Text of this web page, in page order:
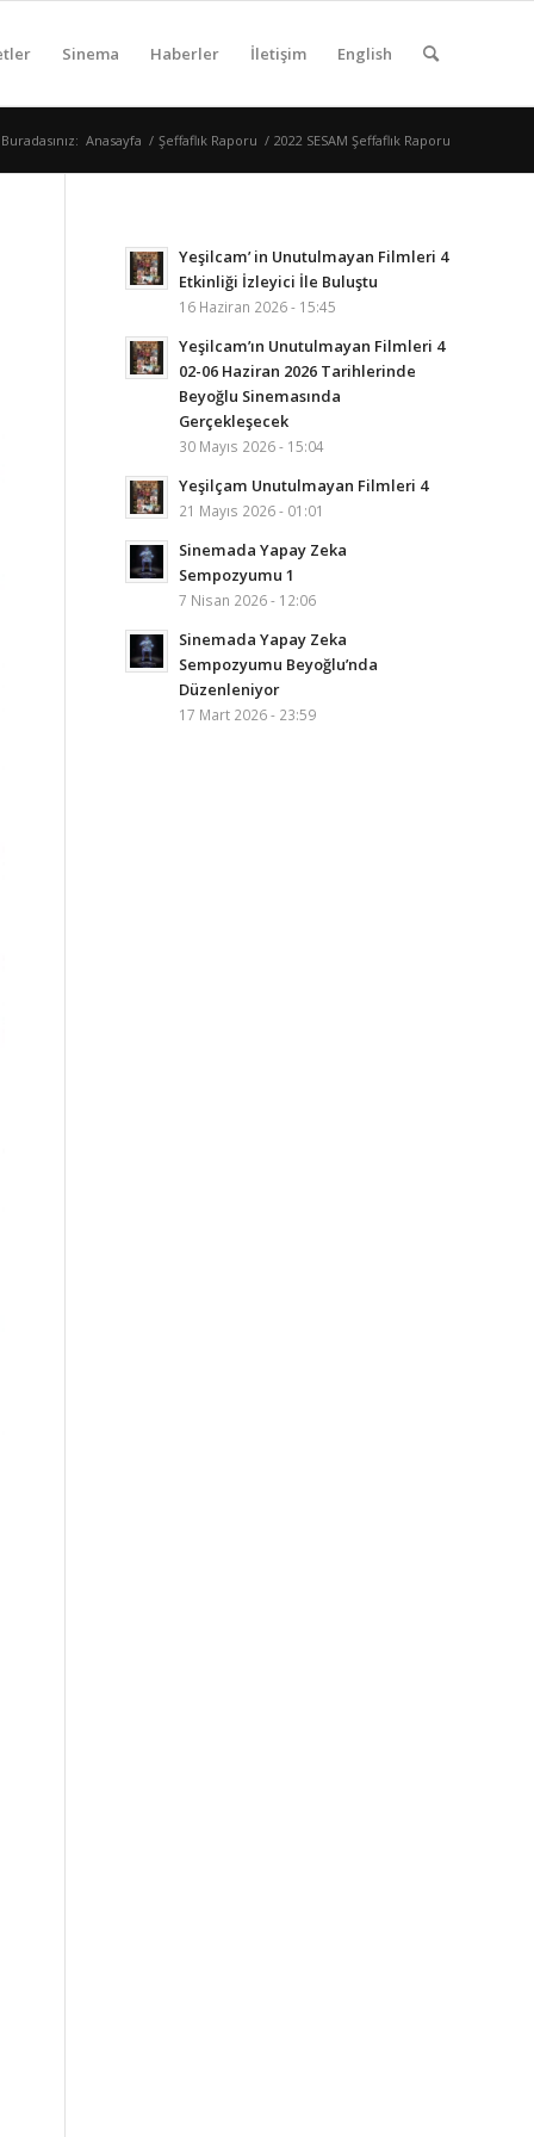
Sinema Haberler İletişim English
Buradasınız: Anasayfa / Şeffaflık Raporu / 2022 SESAM Şeffaflık Raporu
Yeşilcam’ in Unutulmayan Filmleri 4
Etkinliği İzleyici İle Buluştu
16 Haziran 2026 - 15:45
Yeşilcam’ın Unutulmayan Filmleri 4
02-06 Haziran 2026 Tarihlerinde
Beyoğlu Sinemasında
Gerçekleşecek
30 Mayıs 2026 - 15:04
Yeşilçam Unutulmayan Filmleri 4
21 Mayıs 2026 - 01:01
Sinemada Yapay Zeka
Sempozyumu 1
7 Nisan 2026 - 12:06
Sinemada Yapay Zeka
Sempozyumu Beyoğlu’nda
Düzenleniyor
17 Mart 2026 - 23:59